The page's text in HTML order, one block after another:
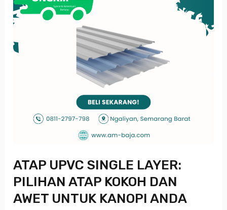
ATAP UPVC SINGLE LAYER:
PILIHAN ATAP KOKOH DAN
AWET UNTUK KANOPI ANDA
DAN
AWET
UNTUK